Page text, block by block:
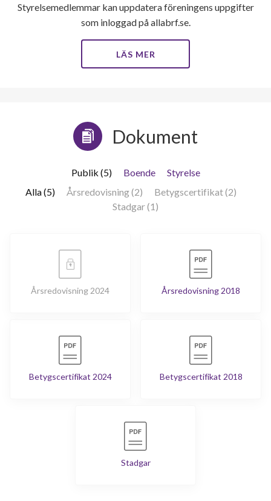
Styrelsemedlemmar kan uppdatera föreningens uppgifter
som inloggad på allabrf.se.
LÄS MER
Dokument
Publik (5) Boende
Styrelse
Alla (5)
Årsredovisning (2)
Betygscertifikat (2)
Stadgar (1)
Årsredovisning 2024 Årsredovisning 2018
Betygscertifikat 2024 Betygscertifikat 2018
Stadgar